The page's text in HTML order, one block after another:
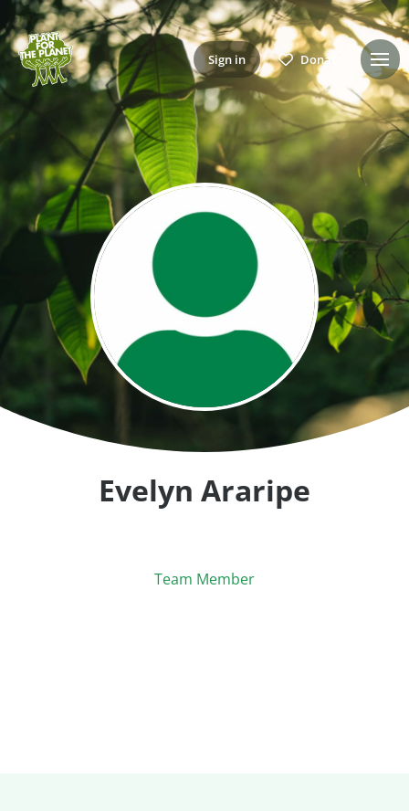
Sign in Donate
Evelyn Araripe
Team Member